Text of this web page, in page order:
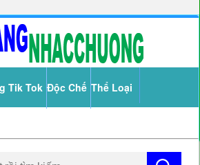
Tik Tok Độc Chế Thể Loại